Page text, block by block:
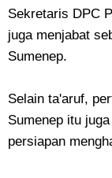
Sekretaris DPC
juga menjabat
Sumenep.
Selain ta'aruf,
Sumenep itu
persiapan